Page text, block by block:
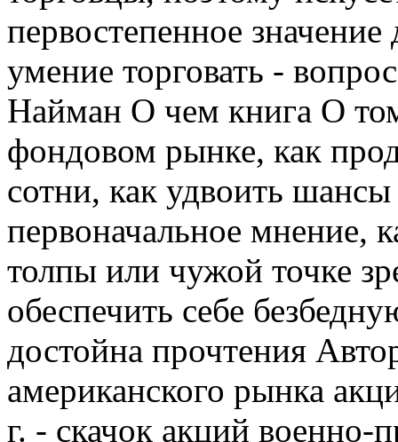
первостепенное
умение торговать -
Найман О чем книга О
фондовом рынке, как
сотни, как удвоить
первоначальное мнение,
толпы или чужой точке
обеспечить себе
достойна прочтения
американского рынка
г. - скачок акций